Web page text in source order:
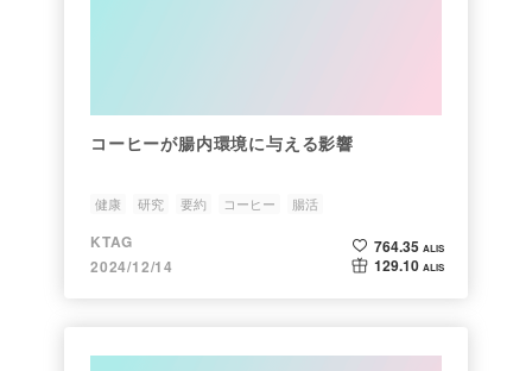
コーヒーが腸内環境に与える影響
健康 研究 要約 コーヒー 腸活
KTAG
2024/12/14
764.35 ALIS
129.10 ALIS